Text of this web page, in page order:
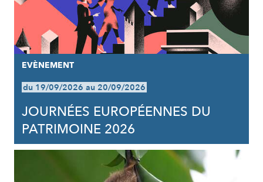
EVÈNEMENT
du 19/09/2026 au 20/09/2026
JOURNÉES EUROPÉENNES DU
PATRIMOINE 2026